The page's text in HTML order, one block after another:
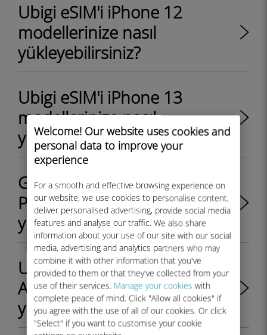
Welcome! Our website uses cookies and
personal data to improve your
experience
For a smooth and effective browsing experience on
our website, we use cookies to personalise content,
deliver personalised advertising, provide social media
features and analyse our traffic. We also share
information about your use of our site with our social
media, advertising and analytics partners who may
combine it with other information that you've
provided to them or that they've collected from your
use of their services. Manage your cookies with
complete peace of mind. Click "Allow all cookies" if
you agree with the use of all of our cookies. Or click
"Select" if you want to customise your cookie
Ubigi eSIM'i iPhone 12
modellerinize nasıl
yükleyebilirsiniz?
Ubigi eSIM'i iPhone 13
modellerinize nasıl
yükleyebilirsiniz?
Google Pixel 6 veya Google
Pixel 7'ye eSIM profili nasıl
yüklenir?
Ubigi eSIM'i QR Kod ile
Android cihaza nasıl
yüklerim?